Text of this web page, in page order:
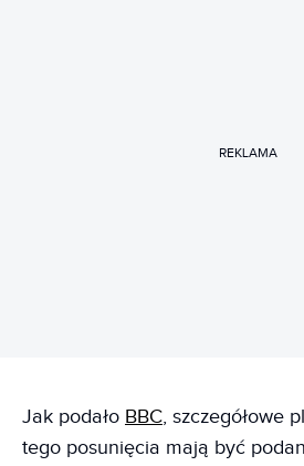
REKLAMA
Jak podało BBC, szczegółowe
tego posunięcia mają być